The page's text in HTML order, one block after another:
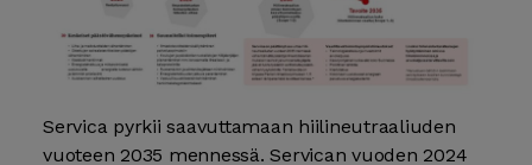
Servica pyrkii saavuttamaan hiilineutraaliuden
vuoteen 2035 mennessä. Servican vuoden 2024